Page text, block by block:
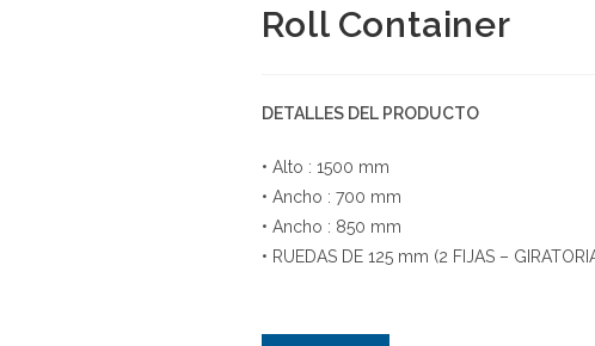
Roll Container
DETALLES DEL PRODUCTO
• Alto : 1500 mm
• Ancho : 700 mm
• Ancho : 850 mm
• RUEDAS DE 125 mm (2 FIJAS –